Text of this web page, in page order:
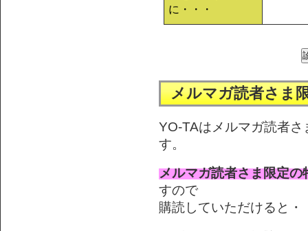
に・・・
メルマガ読者さま
YO-TAはメルマガ読者
す。
メルマガ読者さま限定の
すので
購読していただけると